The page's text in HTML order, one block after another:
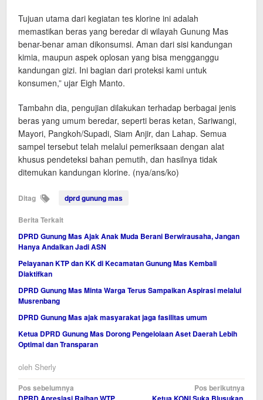
Tujuan utama dari kegiatan tes klorine ini adalah
memastikan beras yang beredar di wilayah Gunung Mas
benar-benar aman dikonsumsi. Aman dari sisi kandungan
kimia, maupun aspek oplosan yang bisa mengganggu
kandungan gizi. Ini bagian dari proteksi kami untuk
konsumen,” ujar Eigh Manto.
Tambahn dia, pengujian dilakukan terhadap berbagai jenis
beras yang umum beredar, seperti beras ketan, Sariwangi,
Mayori, Pangkoh/Supadi, Siam Anjir, dan Lahap. Semua
sampel tersebut telah melalui pemeriksaan dengan alat
khusus pendeteksi bahan pemutih, dan hasilnya tidak
ditemukan kandungan klorine. (nya/ans/ko)
Ditag dprd gunung mas
Berita Terkait
DPRD Gunung Mas Ajak Anak Muda Berani Berwirausaha, Jangan
Hanya Andalkan Jadi ASN
Pelayanan KTP dan KK di Kecamatan Gunung Mas Kembali
Diaktifkan
DPRD Gunung Mas Minta Warga Terus Sampaikan Aspirasi melalui
Musrenbang
DPRD Gunung Mas ajak masyarakat jaga fasilitas umum
Ketua DPRD Gunung Mas Dorong Pengelolaan Aset Daerah Lebih
Optimal dan Transparan
oleh Sherly
Navigasi
Pos sebelumnya
Pos berikutnya